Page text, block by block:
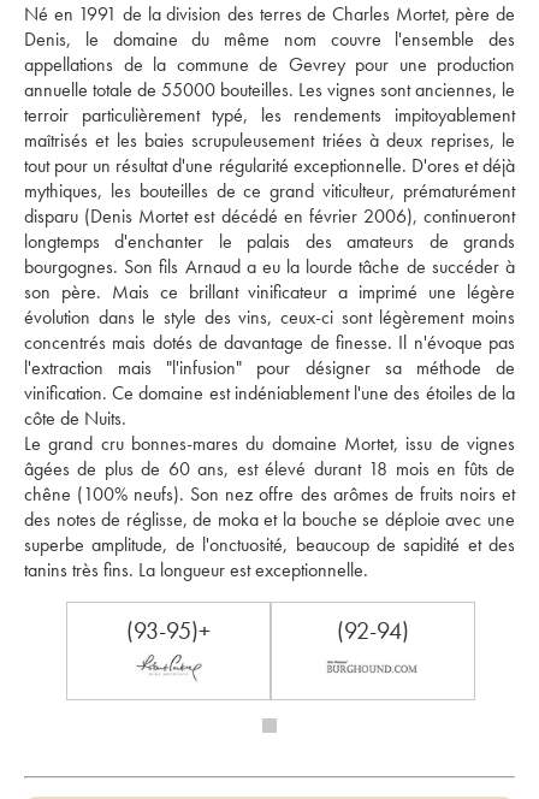
Né en 1991 de la division des terres de Charles Mortet, père de
Denis, le domaine du même nom couvre l'ensemble des
appellations de la commune de Gevrey pour une production
annuelle totale de 55000 bouteilles. Les vignes sont anciennes, le
terroir particulièrement typé, les rendements impitoyablement
maîtrisés et les baies scrupuleusement triées à deux reprises, le
tout pour un résultat d'une régularité exceptionnelle. D'ores et déjà
mythiques, les bouteilles de ce grand viticulteur, prématurément
disparu (Denis Mortet est décédé en février 2006), continueront
longtemps d'enchanter le palais des amateurs de grands
bourgognes. Son fils Arnaud a eu la lourde tâche de succéder à
son père. Mais ce brillant vinificateur a imprimé une légère
évolution dans le style des vins, ceux-ci sont légèrement moins
concentrés mais dotés de davantage de finesse. Il n'évoque pas
l'extraction mais "l'infusion" pour désigner sa méthode de
vinification. Ce domaine est indéniablement l'une des étoiles de la
côte de Nuits.
Le grand cru bonnes-mares du domaine Mortet, issu de vignes
âgées de plus de 60 ans, est élevé durant 18 mois en fûts de
chêne (100% neufs). Son nez offre des arômes de fruits noirs et
des notes de réglisse, de moka et la bouche se déploie avec une
superbe amplitude, de l'onctuosité, beaucoup de sapidité et des
(93-95)+ (92-94)